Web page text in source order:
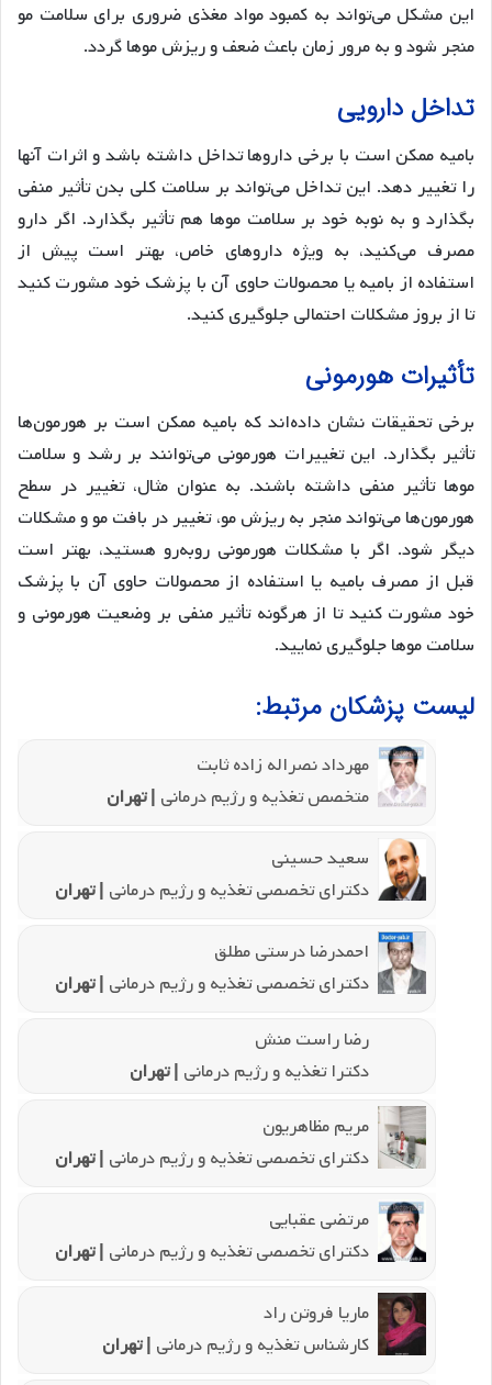
این مشکل می‌تواند به کمبود مواد مغذی ضروری برای سلامت مو
منجر شود و به مرور زمان باعث ضعف و ریزش موها گردد.
تداخل دارویی
بامیه ممکن است با برخی داروها تداخل داشته باشد و اثرات آنها
را تغییر دهد. این تداخل می‌تواند بر سلامت کلی بدن تأثیر منفی
بگذارد و به نوبه خود بر سلامت موها هم تأثیر بگذارد. اگر دارو
مصرف می‌کنید، به ویژه داروهای خاص، بهتر است پیش از
استفاده از بامیه یا محصولات حاوی آن با پزشک خود مشورت کنید
تا از بروز مشکلات احتمالی جلوگیری کنید.
تأثیرات هورمونی
برخی تحقیقات نشان داده‌اند که بامیه ممکن است بر هورمون‌ها
تأثیر بگذارد. این تغییرات هورمونی می‌توانند بر رشد و سلامت
موها تأثیر منفی داشته باشند. به عنوان مثال، تغییر در سطح
هورمون‌ها می‌تواند منجر به ریزش مو، تغییر در بافت مو و مشکلات
دیگر شود. اگر با مشکلات هورمونی روبه‌رو هستید، بهتر است
قبل از مصرف بامیه یا استفاده از محصولات حاوی آن با پزشک
خود مشورت کنید تا از هرگونه تأثیر منفی بر وضعیت هورمونی و
سلامت موها جلوگیری نمایید.
لیست پزشکان مرتبط:
مهرداد نصراله زاده ثابت
متخصص تغذیه و رژیم درمانی | تهران
سعید حسینی
دکترای تخصصی تغذیه و رژیم درمانی | تهران
احمدرضا درستی مطلق
دکترای تخصصی تغذیه و رژیم درمانی | تهران
رضا راست منش
دکترا تغذیه و رژیم درمانی | تهران
مریم مظاهریون
دکترای تخصصی تغذیه و رژیم درمانی | تهران
مرتضی عقبایی
دکترای تخصصی تغذیه و رژیم درمانی | تهران
ماریا فروتن راد
کارشناس تغذیه و رژیم درمانی | تهران